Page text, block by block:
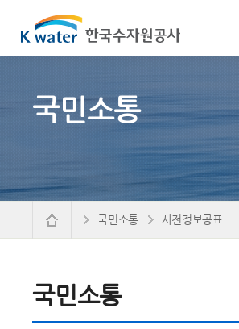
국민소통
국민소통
국민소통 사전정보공표